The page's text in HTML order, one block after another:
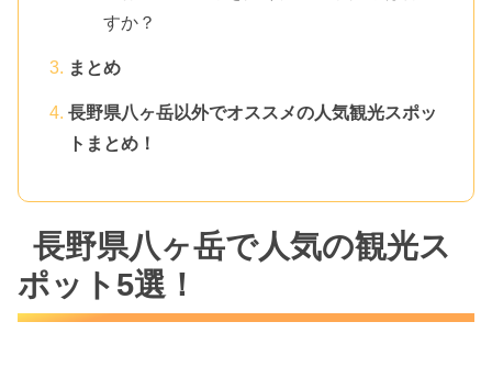
すか？
まとめ
長野県八ヶ岳以外でオススメの人気観光スポッ
トまとめ！
長野県八ヶ岳で人気の観光ス
ポット5選！